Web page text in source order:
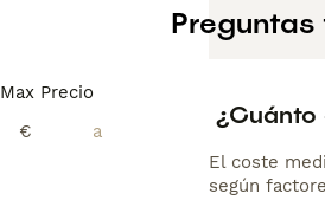
Max Precio
€
¿Cuánto
El coste
según